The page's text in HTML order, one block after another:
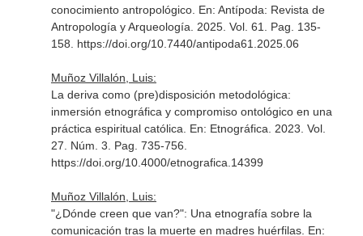
conocimiento antropológico. En: Antípoda: Revista de
Antropología y Arqueología . 2025. Vol. 61. Pag. 135-
158. https://doi.org/10.7440/antipoda61.2025.06
Muñoz Villalón, Luis:
La deriva como (pre)disposición metodológica:
inmersión etnográfica y compromiso ontológico en una
práctica espiritual católica. En: Etnográfica . 2023. Vol.
27. Núm. 3. Pag. 735-756.
https://doi.org/10.4000/etnografica.14399
Muñoz Villalón, Luis:
"¿Dónde creen que van?": Una etnografía sobre la
comunicación tras la muerte en madres huérfilas. En: